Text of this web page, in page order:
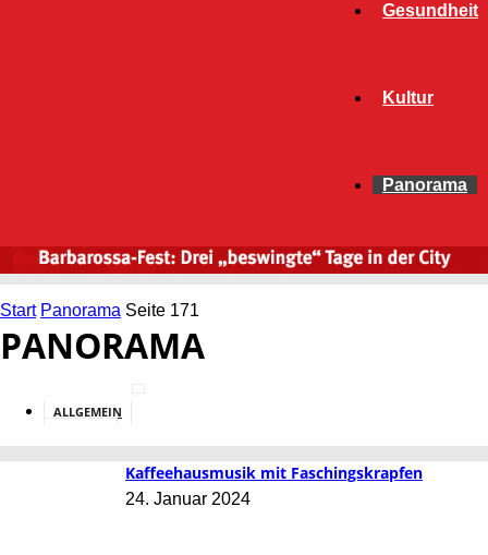
Gesundheit
Kultur
Panorama
Start Panorama Seite 171
PANORAMA
ALLGEMEIN
Kaffeehausmusik mit Faschingskrapfen
24. Januar 2024